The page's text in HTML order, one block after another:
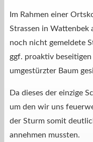
Im Rahmen einer
Strassen in Wattenbek
noch nicht gemeldete
ggf. proaktiv
umgestürzter Baum
Da dieses der einzige
um den wir uns
der Sturm somit
annehmen mussten.